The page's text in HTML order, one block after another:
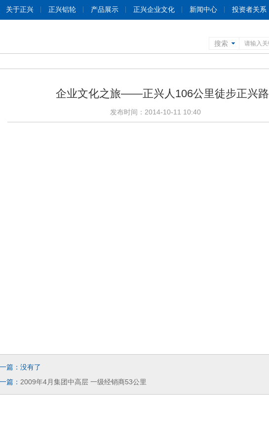
关于正兴 正兴铝轮 产品展示 正兴企业文化 新闻中心 投资者关系
搜索
企业文化之旅——正兴人106公里徒步正兴路
发布时间：2014-10-11 10:40
篇：没有了
篇： 2009年4月集团中高层 一级经销商53公里